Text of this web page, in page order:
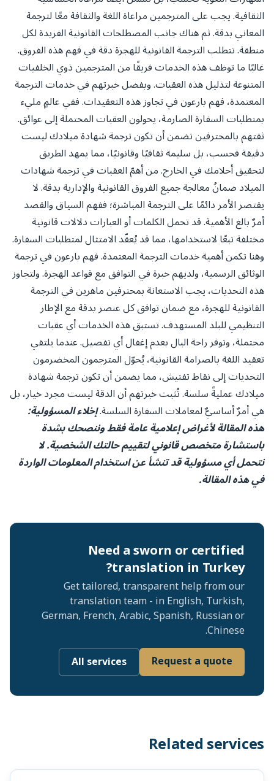
الثقافية. يجب على المترجمين مراعاة اللغة والثقافة معًا لترجمة
المعاني بدقة. ثم هناك جانب المصطلحات القانونية الفريدة لكل
منطقة. تتطلب الترجمة القانونية للهجرة دقة في فهم هذه الفروق.
غالبًا ما توظف هذه الخدمات فريقًا من المترجمين ذوي الخلفيات
المتنوعة لتذليل هذه العقبات. وبفضل خبرتهم في خدمات الترجمة
المعتمدة، فهم بارعون في تجاوز هذه التعقيدات. ففي عالمٍ مليء
بمتطلبات السفارة الصارمة، يحولون العقبات المحتملة إلى عوائق.
ثقتهم بالمحترفين تضمن أن تكون ترجمة شهادة ميلادك ليست
دقيقة فحسب، بل سليمة ثقافيًا وقانونيًا، مما يمهد الطريق
لتحقيق أحلامك في الخارج. من أهمّ العقبات في ترجمة شهادات
الميلاد ضمانُ معالجة جميع الفروق القانونية والإدارية بدقة. لا
يقتصر الأمر دائمًا على الترجمة المباشرة؛ ففهم السياق والقصد
أمرٌ بالغ الأهمية. قد تحمل الكلمات أو العبارات دلالات قانونية
مختلفة تبعًا لاستخدامها، مما قد يُعقّد الامتثال لمتطلبات السفارة.
وهنا تكمن أهمية خدمات الترجمة المعتمدة. فهم بارعون في ترجمة
الوثائق الرسمية، ولديهم خبرة في التوافق مع قواعد الهجرة. ولتجاوز
هذه التحديات، يجب الاستعانة بمحترفين ماهرين في الترجمة
القانونية للهجرة، مع ضمان توافق كل عنصر بدقة مع الإطار
التنظيمي للبلد المستهدف. تستبق هذه الخدمات أي عقبات
محتملة، وتوفر راحة البال بعدم إغفال أي تفصيل. عندما يلتقي
تعقيد اللغة بالصرامة القانونية، يُحوّل المترجمون المخضرمون
التحديات إلى نقاط تفتيش، مما يضمن أن تكون ترجمة شهادة
ميلادك عمليةً سلسة. تُثبت خبرتهم أن الدقة ليست مجرد خيار، بل
هي أمرٌ أساسيٌّ لمعاملات السفارة السلسة.إخلاء المسؤولية:
هذه المقالة لأغراض إعلامية عامة فقط وننصحك بشدة
باستشارة متخصص قانوني لتقييم حالتك الشخصية. لا
نتحمل أي مسؤولية قد تنشأ عن استخدام المعلومات الواردة
في هذه المقالة.
Need a sworn or certified
translation in Turkey?
Get tailored, transparent help from our
translation team - in English, Turkish,
German, French, Arabic, Spanish, Russian or
Chinese.
Request a quote
All services
Related services